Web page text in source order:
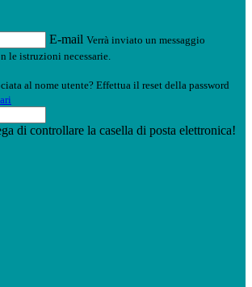
E-mail Verrà inviato un messaggio
le istruzioni necessarie.
al nome utente? Effettua il reset della password
di controllare la casella di posta elettronica!